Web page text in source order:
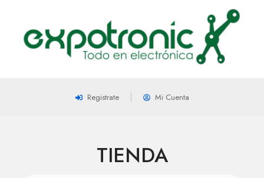
Registrate Mi Cuenta
TIENDA